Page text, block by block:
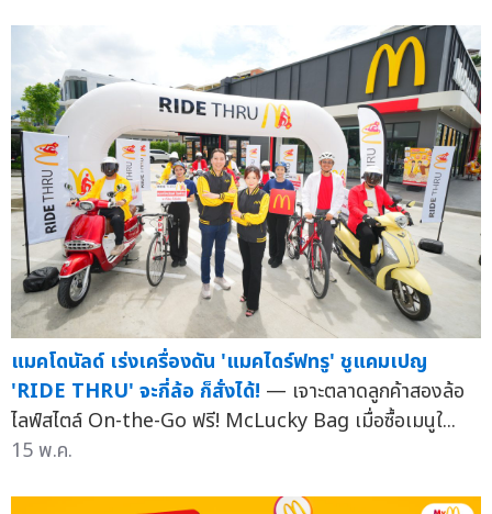
แมคโดนัลด์ เร่งเครื่องดัน 'แมคไดร์ฟทรู' ชูแคมเปญ
'RIDE THRU' จะกี่ล้อ ก็สั่งได้! — เจาะตลาดลูกค้าสองล้อ
ไลฟ์สไตล์ On-the-Go ฟรี! McLucky Bag เมื่อซื้อเมนูใ...
15 พ.ค.